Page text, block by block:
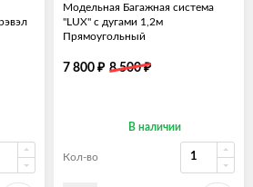
Модельная Багажная система
"LUX" с дугами 1,2м
Прямоугольный
7 800 ₽ 8 500₽
В наличии
Кол-во